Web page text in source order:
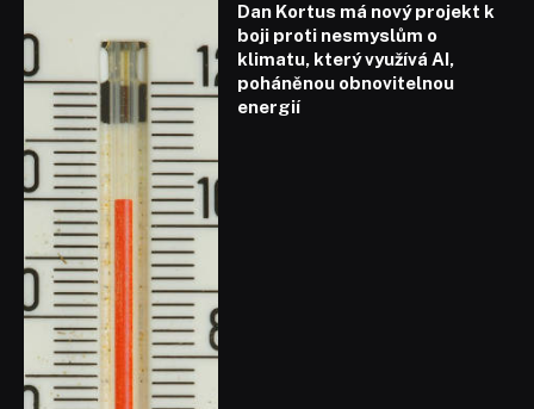
Dan Kortus má nový projekt k
boji proti nesmyslům o
klimatu, který využívá AI,
poháněnou obnovitelnou
energií